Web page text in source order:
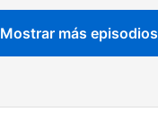
Mostrar más episodios